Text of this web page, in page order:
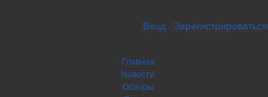
Вход Зарегистрироваться
Главная
Новости
Обзоры